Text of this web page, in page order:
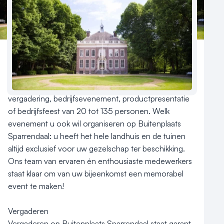
Reviews (5⭐️)
Contact
Een centraal gelegen locatie in Midden-Nederland.
Het landhuis vormt een prachtige entourage voor uw
vergadering, bedrijfsevenement, productpresentatie
of bedrijfsfeest van 20 tot 135 personen. Welk
evenement u ook wil organiseren op Buitenplaats
Sparrendaal: u heeft het hele landhuis en de tuinen
altijd exclusief voor uw gezelschap ter beschikking.
Ons team van ervaren én enthousiaste medewerkers
staat klaar om van uw bijeenkomst een memorabel
event te maken!
Vergaderen